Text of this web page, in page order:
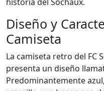
Diseño y
Camiseta
La camiseta retro del FC
presenta un diseño
Predominantemente